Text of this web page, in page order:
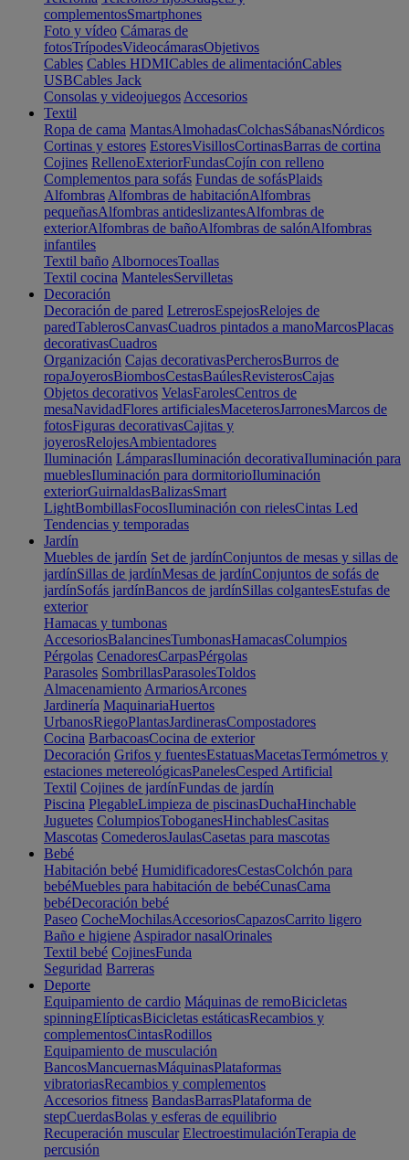
complementosSmartphones
Foto y vídeo Cámaras de
fotosTrípodesVideocámarasObjetivos
Cables Cables HDMICables de alimentaciónCables
USBCables Jack
Consolas y videojuegos Accesorios
Textil
Ropa de cama MantasAlmohadasColchasSábanasNórdicos
Cortinas y estores EstoresVisillosCortinasBarras de cortina
Cojines RellenoExteriorFundasCojín con relleno
Complementos para sofás Fundas de sofásPlaids
Alfombras Alfombras de habitaciónAlfombras
pequeñasAlfombras antideslizantesAlfombras de
exteriorAlfombras de bañoAlfombras de salónAlfombras
infantiles
Textil baño AlbornocesToallas
Textil cocina MantelesServilletas
Decoración
Decoración de pared LetrerosEspejosRelojes de
paredTablerosCanvasCuadros pintados a manoMarcosPlacas
decorativasCuadros
Organización Cajas decorativasPercherosBurros de
ropaJoyerosBiombosCestasBaúlesRevisterosCajas
Objetos decorativos VelasFarolesCentros de
mesaNavidadFlores artificialesMaceterosJarronesMarcos de
fotosFiguras decorativasCajitas y
joyerosRelojesAmbientadores
Iluminación LámparasIluminación decorativaIluminación para
mueblesIluminación para dormitorioIluminación
exteriorGuirnaldasBalizasSmart
LightBombillasFocosIluminación con rielesCintas Led
Tendencias y temporadas
Jardín
Muebles de jardín Set de jardínConjuntos de mesas y sillas de
jardínSillas de jardínMesas de jardínConjuntos de sofás de
jardínSofás jardínBancos de jardínSillas colgantesEstufas de
exterior
Hamacas y tumbonas
AccesoriosBalancinesTumbonasHamacasColumpios
Pérgolas CenadoresCarpasPérgolas
Parasoles SombrillasParasolesToldos
Almacenamiento ArmariosArcones
Jardinería MaquinariaHuertos
UrbanosRiegoPlantasJardinerasCompostadores
Cocina BarbacoasCocina de exterior
Decoración Grifos y fuentesEstatuasMacetasTermómetros y
estaciones metereológicasPanelesCesped Artificial
Textil Cojines de jardínFundas de jardín
Piscina PlegableLimpieza de piscinasDuchaHinchable
Juguetes ColumpiosToboganesHinchablesCasitas
Mascotas ComederosJaulasCasetas para mascotas
Bebé
Habitación bebé HumidificadoresCestasColchón para
bebéMuebles para habitación de bebéCunasCama
bebéDecoración bebé
Paseo CocheMochilasAccesoriosCapazosCarrito ligero
Baño e higiene Aspirador nasalOrinales
Textil bebé CojinesFunda
Seguridad Barreras
Deporte
Equipamiento de cardio Máquinas de remoBicicletas
spinningElípticasBicicletas estáticasRecambios y
complementosCintasRodillos
Equipamiento de musculación
BancosMancuernasMáquinasPlataformas
vibratoriasRecambios y complementos
Accesorios fitness BandasBarrasPlataforma de
stepCuerdasBolas y esferas de equilibrio
Recuperación muscular ElectroestimulaciónTerapia de
percusión